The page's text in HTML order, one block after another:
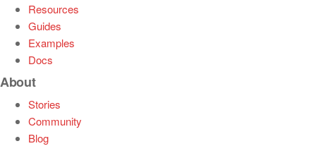
Resources
Guides
Examples
Docs
About
Stories
Community
Blog